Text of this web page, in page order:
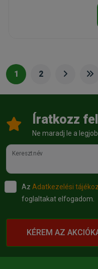
1 2
Íratkozz
Ne maradj le a
Keresztnév
Az Adatkezelési
foglaltakat elfogadom.
KÉREM AZ